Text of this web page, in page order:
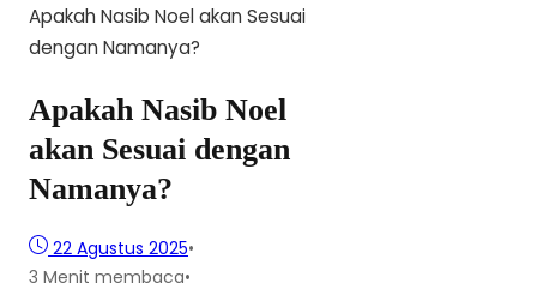
Apakah Nasib Noel akan Sesuai
dengan Namanya?
Apakah Nasib Noel
akan Sesuai dengan
Namanya?
22 Agustus 2025•
3 Menit membaca•